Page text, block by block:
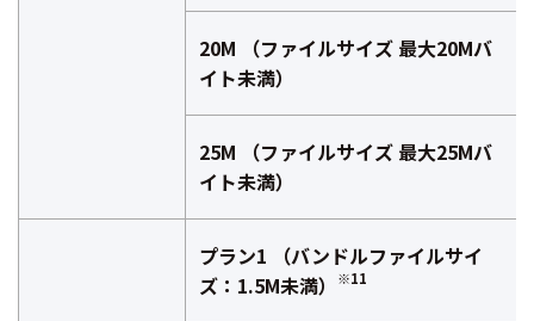
20M （ファイルサイズ 最大20Mバ
イト未満）
25M （ファイルサイズ 最大25Mバ
イト未満）
プラン1 （バンドルファイルサイ
ズ：1.5M未満）
※11